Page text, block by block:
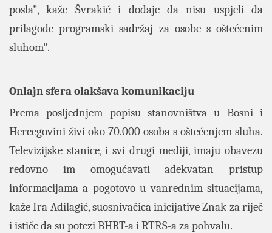
posla", kaže Švrakić i dodaje da nisu uspjeli da
prilagode programski sadržaj za osobe s oštećenim
sluhom".
Onlajn sfera olakšava komunikaciju
Prema posljednjem popisu stanovništva u Bosni i
Hercegovini živi oko 70.000 osoba s oštećenjem sluha.
Televizijske stanice, i svi drugi mediji, imaju obavezu
redovno im omogućavati adekvatan pristup
informacijama a pogotovo u vanrednim situacijama,
kaže Ira Adilagić, suosnivačica inicijative Znak za riječ
i ističe da su potezi BHRT-a i RTRS-a za pohvalu.